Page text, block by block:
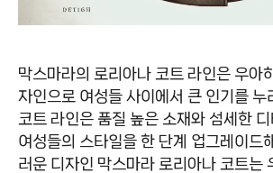
막스마라의 로리아나 코트 라인은 우아
자인으로 여성들 사이에서 큰 인기를 누
코트 라인은 품질 높은 소재와 섬세한
여성들의 스타일을 한 단계 업그레이드
러운 디자인 막스마라 로리아나 코트는